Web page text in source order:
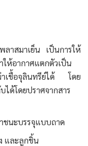
สมาเย็น เป็นการให้
ห้อากาศแตกตัวเป็น
าเชื้อจุลินทรีย์ได้ โดย
ได้โดยปราศจากสาร
นะบรรจุแบบถาด
และลูกชิ้น